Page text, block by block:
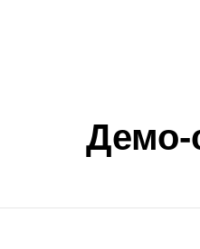
Демо-